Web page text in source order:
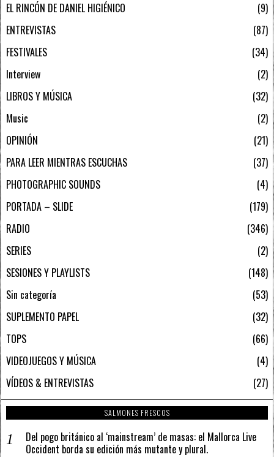
EL RINCÓN DE DANIEL HIGIÉNICO
9
ENTREVISTAS
87
FESTIVALES
34
Interview
2
LIBROS Y MÚSICA
32
Music
2
OPINIÓN
21
PARA LEER MIENTRAS ESCUCHAS
37
PHOTOGRAPHIC SOUNDS
4
PORTADA – SLIDE
179
RADIO
346
SERIES
2
SESIONES Y PLAYLISTS
148
Sin categoría
53
SUPLEMENTO PAPEL
32
TOPS
66
VIDEOJUEGOS Y MÚSICA
4
VÍDEOS & ENTREVISTAS
27
SALMONES FRESCOS
Del pogo británico al ‘mainstream’ de masas: el Mallorca Live
Occident borda su edición más mutante y plural.